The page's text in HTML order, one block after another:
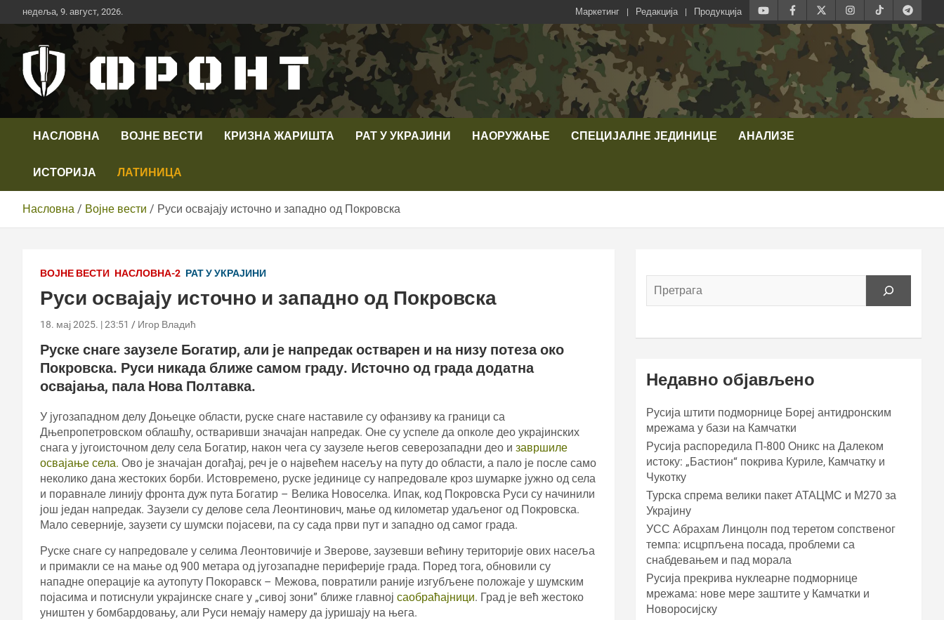
Скип
то
недеља, 9. август, 2026. Маркетинг Редакција Продукција
Телевизија ФРОНТ
НАСЛОВНА ВОЈНЕ ВЕСТИ КРИЗНА ЖАРИШТА РАТ У УКРАЈИНИ НАОРУЖАЊЕ СПЕЦИЈАЛНЕ ЈЕДИНИЦЕ АНАЛИЗЕ
ИСТОРИЈА ЛАТИНИЦА
Насловна Војне вести Руси освајају источно и западно од Покровска
ВОЈНЕ ВЕСТИ НАСЛОВНА-2 РАТ У УКРАЈИНИ
Руси освајају источно и западно од Покровска
18. мај 2025. | 23:51 Игор Владић
Руске снаге заузеле Богатир, али је напредак остварен и на низу потеза око
Покровска. Руси никада ближе самом граду. Источно од града додатна
освајања, пала Нова Полтавка.
У југозападном делу Доњецке области, руске снаге наставиле су офанзиву ка граници са
Дњепропетровском облашћу, остваривши значајан напредак. Оне су успеле да опколе део украјинских
снага у југоисточном делу села Богатир, након чега су заузеле његов северозападни део и завршиле
освајање села. Ово је значајан догађај, реч је о највећем насељу на путу до области, а пало је после само
неколико дана жестоких борби. Истовремено, руске јединице су напредовале кроз шумарке јужно од села
и поравнале линију фронта дуж пута Богатир – Велика Новоселка. Ипак, код Покровска Руси су начинили
још један напредак. Заузели су делове села Леонтинович, мање од километар удаљеног од Покровска.
Мало северније, заузети су шумски појасеви, па су сада први пут и западно од самог града.
Руске снаге су напредовале у селима Леонтовичије и Зверове, заузевши већину територије ових насеља
и примакли се на мање од 900 метара од југозападне периферије града. Поред тога, обновили су
нападне операције ка аутопуту Покоравск – Межова, повратили раније изгубљене положаје у шумским
појасима и потиснули украјинске снаге у „сивој зони” ближе главној саобраћајници. Град је већ жестоко
уништен у бомбардовању, али Руси немају намеру да јуришају на њега.
Недавно објављено
Русија штити подморнице Бореј антидронским
мрежама у бази на Камчатки
Русија распоредила П-800 Оникс на Далеком
истоку: „Бастион“ покрива Куриле, Камчатку и
Чукотку
Турска спрема велики пакет АТАЦМС и М270 за
Украјину
УСС Абрахам Линцолн под теретом сопственог
темпа: исцрпљена посада, проблеми са
снабдевањем и пад морала
Русија прекрива нуклеарне подморнице
мрежама: нове мере заштите у Камчатки и
Новоросијску